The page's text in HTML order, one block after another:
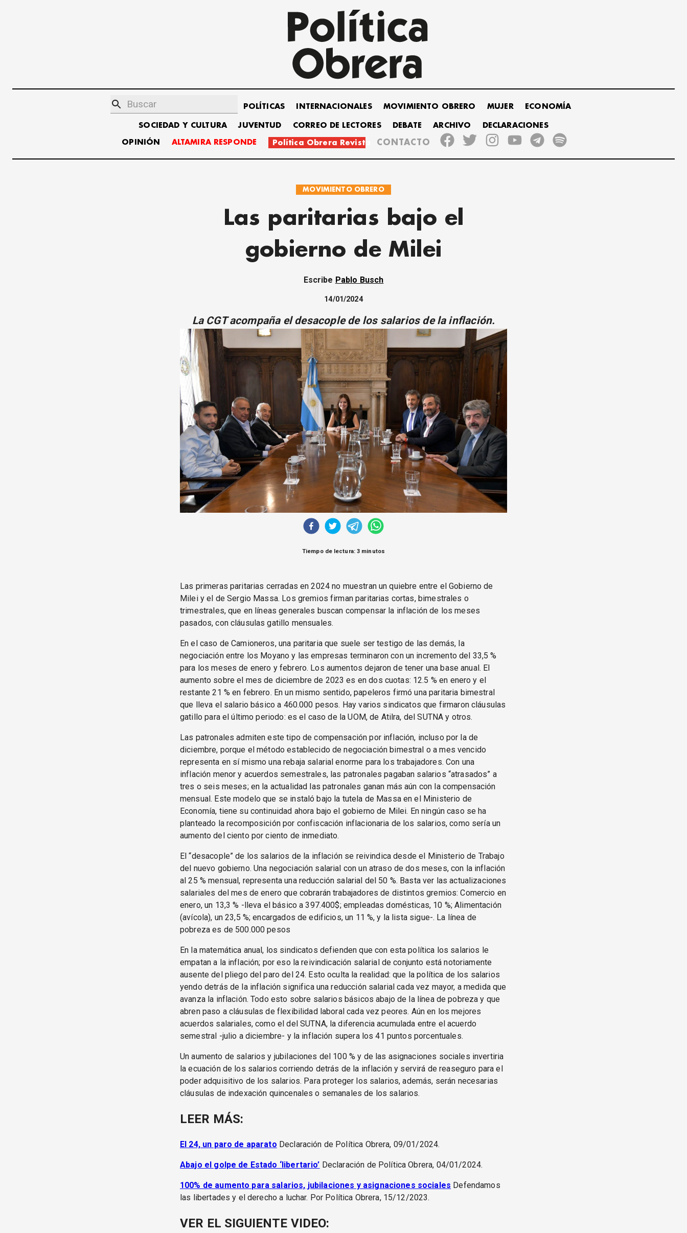
POLÍTICAS INTERNACIONALES MOVIMIENTO OBRERO MUJER ECONOMÍA
SOCIEDAD Y CULTURA JUVENTUD CORREO DE LECTORES DEBATE ARCHIVO DECLARACIONES
OPINIÓN ALTAMIRA RESPONDE Política Obrera Revista CONTACTO
MOVIMIENTO OBRERO
Las paritarias bajo el
gobierno de Milei
Escribe Pablo Busch
14/01/2024
La CGT acompaña el desacople de los salarios de la inflación.
Tiempo de lectura: 3 minutos
Las primeras paritarias cerradas en 2024 no muestran un quiebre entre el Gobierno de
Milei y el de Sergio Massa. Los gremios firman paritarias cortas, bimestrales o
trimestrales, que en líneas generales buscan compensar la inflación de los meses
pasados, con cláusulas gatillo mensuales.
En el caso de Camioneros, una paritaria que suele ser testigo de las demás, la
negociación entre los Moyano y las empresas terminaron con un incremento del 33,5 %
para los meses de enero y febrero. Los aumentos dejaron de tener una base anual. El
aumento sobre el mes de diciembre de 2023 es en dos cuotas: 12.5 % en enero y el
restante 21 % en febrero. En un mismo sentido, papeleros firmó una paritaria bimestral
que lleva el salario básico a 460.000 pesos. Hay varios sindicatos que firmaron cláusulas
gatillo para el último periodo: es el caso de la UOM, de Atilra, del SUTNA y otros.
Las patronales admiten este tipo de compensación por inflación, incluso por la de
diciembre, porque el método establecido de negociación bimestral o a mes vencido
representa en sí mismo una rebaja salarial enorme para los trabajadores. Con una
inflación menor y acuerdos semestrales, las patronales pagaban salarios “atrasados” a
tres o seis meses; en la actualidad las patronales ganan más aún con la compensación
mensual. Este modelo que se instaló bajo la tutela de Massa en el Ministerio de
Economía, tiene su continuidad ahora bajo el gobierno de Milei. En ningún caso se ha
planteado la recomposición por confiscación inflacionaria de los salarios, como sería un
aumento del ciento por ciento de inmediato.
El “desacople” de los salarios de la inflación se reivindica desde el Ministerio de Trabajo
del nuevo gobierno. Una negociación salarial con un atraso de dos meses, con la inflación
al 25 % mensual, representa una reducción salarial del 50 %. Basta ver las actualizaciones
salariales del mes de enero que cobrarán trabajadores de distintos gremios: Comercio en
enero, un 13,3 % -lleva el básico a 397.400$; empleadas domésticas, 10 %; Alimentación
(avícola), un 23,5 %; encargados de edificios, un 11 %, y la lista sigue-. La línea de
pobreza es de 500.000 pesos
En la matemática anual, los sindicatos defienden que con esta política los salarios le
empatan a la inflación; por eso la reivindicación salarial de conjunto está notoriamente
ausente del pliego del paro del 24. Esto oculta la realidad: que la política de los salarios
yendo detrás de la inflación significa una reducción salarial cada vez mayor, a medida que
avanza la inflación. Todo esto sobre salarios básicos abajo de la línea de pobreza y que
abren paso a cláusulas de flexibilidad laboral cada vez peores. Aún en los mejores
acuerdos salariales, como el del SUTNA, la diferencia acumulada entre el acuerdo
semestral -julio a diciembre- y la inflación supera los 41 puntos porcentuales.
Un aumento de salarios y jubilaciones del 100 % y de las asignaciones sociales invertiria
la ecuación de los salarios corriendo detrás de la inflación y servirá de reaseguro para el
poder adquisitivo de los salarios. Para proteger los salarios, además, serán necesarias
cláusulas de indexación quincenales o semanales de los salarios.
LEER MÁS:
El 24, un paro de aparato Declaración de Política Obrera, 09/01/2024.
Abajo el golpe de Estado ‘libertario’ Declaración de Política Obrera, 04/01/2024.
100% de aumento para salarios, jubilaciones y asignaciones sociales Defendamos
las libertades y el derecho a luchar. Por Política Obrera, 15/12/2023.
VER EL SIGUIENTE VIDEO: